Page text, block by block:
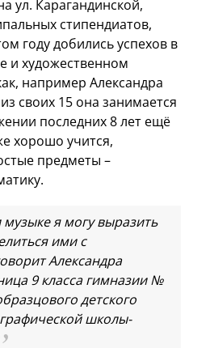
ул. Карагандинской,
стипендиатов,
году добились успехов в
и художественном
например Александра
своих 15 она занимается
последних 8 лет ещё
хорошо учится,
предметы –
музыке я могу выразить
ими с
Александра
9 класса гимназии №
детского
школы-